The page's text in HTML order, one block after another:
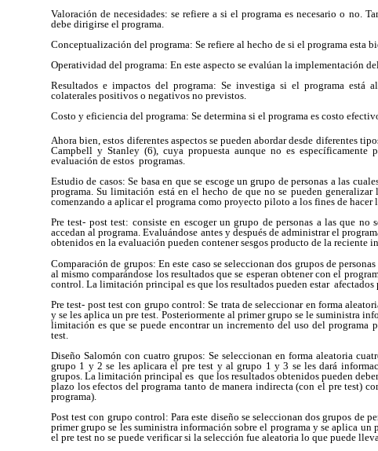
Valoración de necesidades: se refiere a si el programa es necesario o no.
debe dirigirse el programa.
Conceptualización del programa: Se refiere al hecho de si el programa esta
Operatividad del programa: En este aspecto se evalúan la implementación
Resultados e impactos del programa: Se investiga si el programa está
colaterales positivos o negativos no previstos.
Costo y eficiencia del programa: Se determina si el programa es costo
Ahora bien, estos diferentes aspectos se pueden abordar desde diferentes
Campbell y Stanley (6), cuya propuesta aunque no es específicamente
evaluación de estos programas.
Estudio de casos: Se basa en que se escoge un grupo de personas a las
programa. Su limitación está en el hecho de que no se pueden
comenzando a aplicar el programa como proyecto piloto a los fines de hacer
Pre test- post test: consiste en escoger un grupo de personas a las que
accedan al programa. Evaluándose antes y después de administrar el
obtenidos en la evaluación pueden contener sesgos producto de la reciente
Comparación de grupos: En este caso se seleccionan dos grupos de
al mismo comparándose los resultados que se esperan obtener con el
control. La limitación principal es que los resultados pueden estar afectados
Pre test- post test con grupo control: Se trata de seleccionar en forma
y se les aplica un pre test. Posteriormente al primer grupo se le suministra
limitación es que se puede encontrar un incremento del uso del
test.
Diseño Salomón con cuatro grupos: Se seleccionan en forma aleatoria
grupo 1 y 2 se les aplicara el pre test y al grupo 1 y 3 se les dará
grupos. La limitación principal es que los resultados obtenidos pueden
plazo los efectos del programa tanto de manera indirecta (con el pre test)
programa).
Post test con grupo control: Para este diseño se seleccionan dos grupos de
primer grupo se les suministra información sobre el programa y se aplica
el pre test no se puede verificar si la selección fue aleatoria lo que puede